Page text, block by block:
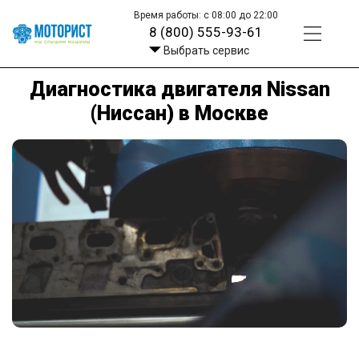
Время работы: с 08:00 до 22:00
8 (800) 555-93-61
Выбрать сервис
Диагностика двигателя Nissan
(Ниссан) в Москве